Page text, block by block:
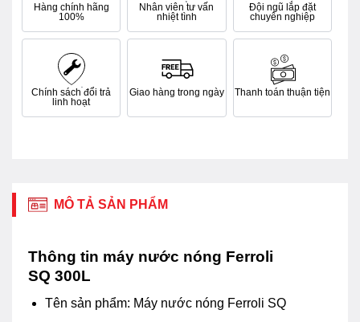
Hàng chính hãng
100%
Nhân viên tư vấn
nhiệt tình
Đội ngũ lắp đặt
chuyên nghiệp
Chính sách đổi trả
linh hoạt
Giao hàng trong ngày Thanh toán thuận tiện
MÔ TẢ SẢN PHẨM
Thông tin máy nước nóng Ferroli
SQ 300L
Tên sản phẩm: Máy nước nóng Ferroli SQ